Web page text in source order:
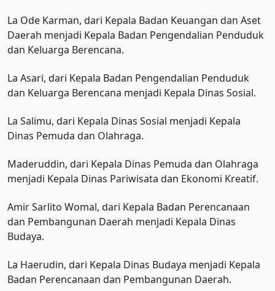
La Ode Karman, dari Kepala Badan Keuangan dan Aset
Daerah menjadi Kepala Badan Pengendalian Penduduk
dan Keluarga Berencana.
La Asari, dari Kepala Badan Pengendalian Penduduk
dan Keluarga Berencana menjadi Kepala Dinas Sosial.
La Salimu, dari Kepala Dinas Sosial menjadi Kepala
Dinas Pemuda dan Olahraga.
Maderuddin, dari Kepala Dinas Pemuda dan Olahraga
menjadi Kepala Dinas Pariwisata dan Ekonomi Kreatif.
Amir Sarlito Womal, dari Kepala Badan Perencanaan
dan Pembangunan Daerah menjadi Kepala Dinas
Budaya.
La Haerudin, dari Kepala Dinas Budaya menjadi Kepala
Badan Perencanaan dan Pembangunan Daerah.